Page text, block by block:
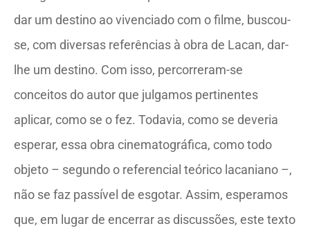
dar um destino ao vivenciado com o filme, buscou-
se, com diversas referências à obra de Lacan, dar-
lhe um destino. Com isso, percorreram-se
conceitos do autor que julgamos pertinentes
aplicar, como se o fez. Todavia, como se deveria
esperar, essa obra cinematográfica, como todo
objeto – segundo o referencial teórico lacaniano –,
não se faz passível de esgotar. Assim, esperamos
que, em lugar de encerrar as discussões, este texto